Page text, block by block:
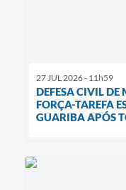
27 JUL 2026 - 11h59
DEFESA CIVIL
FORÇA-TAREFA
GUARIBA APÓS